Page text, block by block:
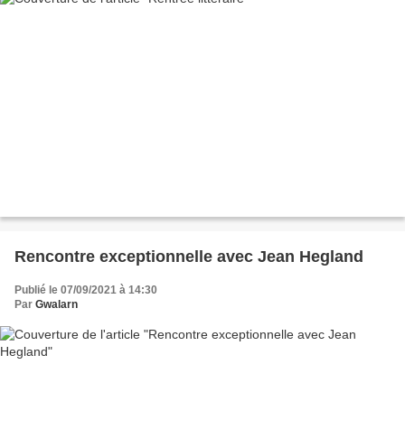
Rencontre exceptionnelle avec Jean Hegland
Publié le 07/09/2021 à 14:30
Par Gwalarn